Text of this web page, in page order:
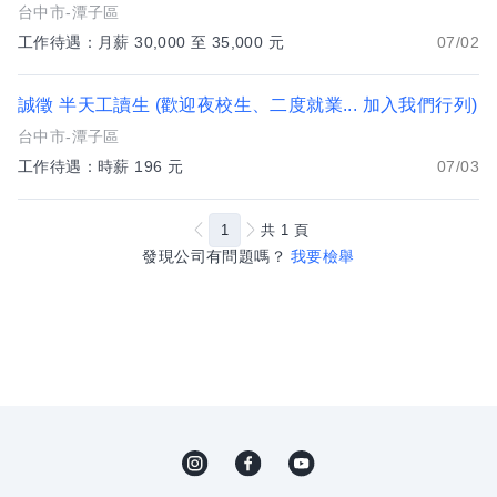
台中市-潭子區
工作待遇：月薪 30,000 至 35,000 元
07/02
誠徵 半天工讀生 (歡迎夜校生、二度就業... 加入我們行列)
台中市-潭子區
工作待遇：時薪 196 元
07/03
發現公司有問題嗎？ 我要檢舉
1 共 1 頁